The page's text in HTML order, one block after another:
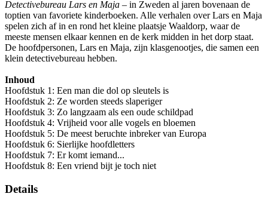
Detectivebureau Lars en Maja – in Zweden al jaren bovenaan de
toptien van favoriete kinderboeken. Alle verhalen over Lars en Maja
spelen zich af in en rond het kleine plaatsje Waaldorp, waar de
meeste mensen elkaar kennen en de kerk midden in het dorp staat.
De hoofdpersonen, Lars en Maja, zijn klasgenootjes, die samen een
klein detectivebureau hebben.
Inhoud
Hoofdstuk 1: Een man die dol op sleutels is
Hoofdstuk 2: Ze worden steeds slaperiger
Hoofdstuk 3: Zo langzaam als een oude schildpad
Hoofdstuk 4: Vrijheid voor alle vogels en bloemen
Hoofdstuk 5: De meest beruchte inbreker van Europa
Hoofdstuk 6: Sierlijke hoofdletters
Hoofdstuk 7: Er komt iemand...
Hoofdstuk 8: Een vriend bijt je toch niet
Details